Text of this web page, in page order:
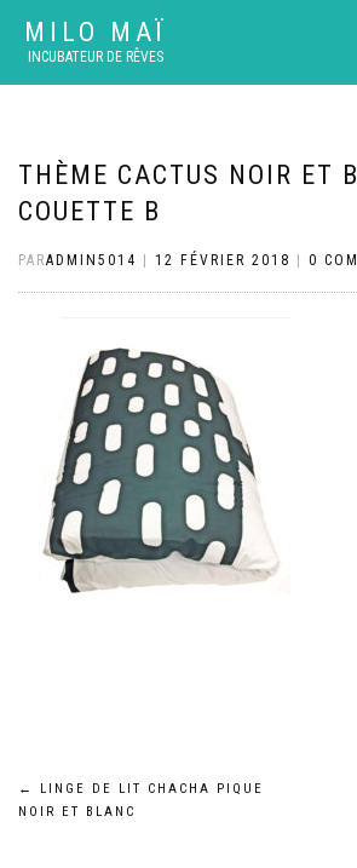
MILO MAÏ
INCUBATEUR DE RÊVES
THÈME CACTUS NOIR ET
COUETTE B
PARADMIN5014 12 FÉVRIER 2018 0
Navigation
←
LINGE DE LIT CHACHA PIQUE
NOIR ET BLANC